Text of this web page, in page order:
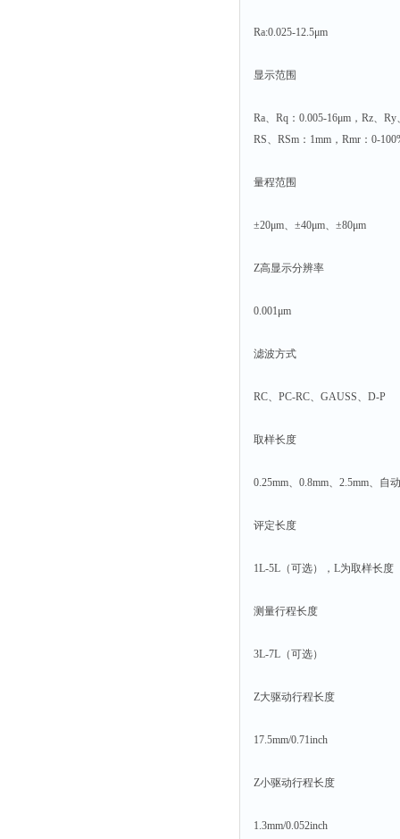
Ra:0.025-12.5μm
显示范围
Ra、Rq：0.005-16μm，Rz、
RS、RSm：1mm，Rmr：0-
量程范围
±20μm、±40μm、±80μm
Z高显示分辨率
0.001μm
滤波方式
RC、PC-RC、GAUSS、D-P
取样长度
0.25mm、0.8mm、2.5mm、自动
评定长度
1L-5L（可选），L为取样长度
测量行程长度
3L-7L（可选）
Z大驱动行程长度
17.5mm/0.71inch
Z小驱动行程长度
1.3mm/0.052inch